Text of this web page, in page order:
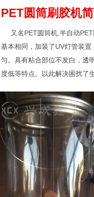
PET圆筒刷胶机简
又名PET圆筒机,半自动PET
基本相同，加装了UV灯管装
匀。具有粘合部位不发白，透
度低等特点。以此解决困扰了